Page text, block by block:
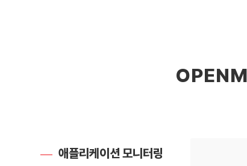
애플리케이션 모니터링